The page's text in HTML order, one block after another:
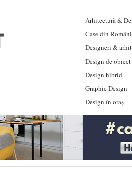
Arhitectură &
Case din
Designeri &
Design de obiect
Design hibrid
Graphic Design
Design în oraș